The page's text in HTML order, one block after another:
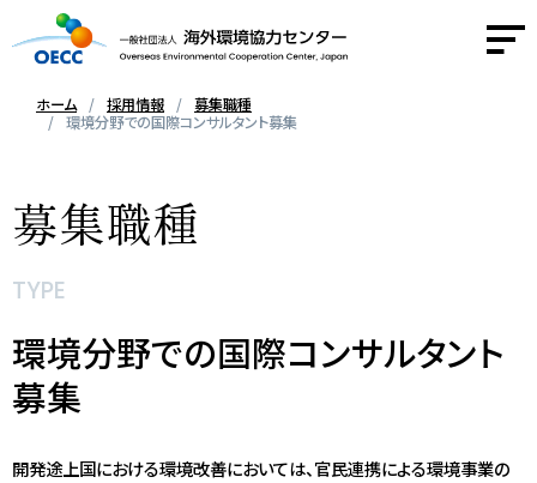
ニュース
ホーム 採用情報
募集職種
環境分野での国際コンサルタント募集
募集職種
TYPE
環境分野での国際コンサルタント
募集
開発途上国における環境改善においては、官民連携による環境事業の